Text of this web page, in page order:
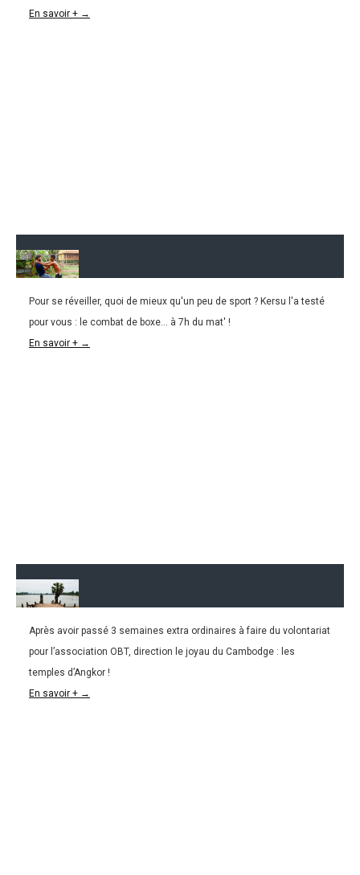
En savoir + →
06.08.2016
Pour se réveiller, quoi de mieux qu'un peu de sport ? Kersu l'a testé
pour vous : le combat de boxe... à 7h du mat' !
En savoir + →
03.08.2016
Après avoir passé 3 semaines extra ordinaires à faire du volontariat
pour l’association OBT, direction le joyau du Cambodge : les
temples d’Angkor !
En savoir + →